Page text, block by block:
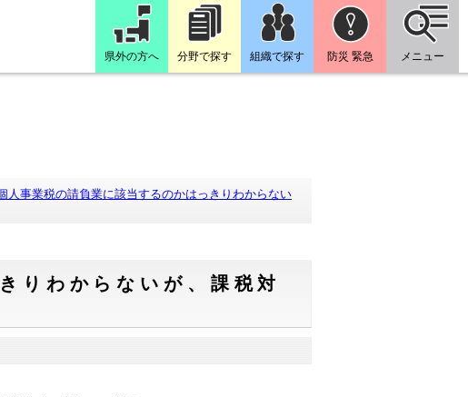
県外の方へ 分野で探す 組織で探す 防災 緊急 メニュー
事業税の請負業に該当するのかはっきりわからない
りわからないが、課税対